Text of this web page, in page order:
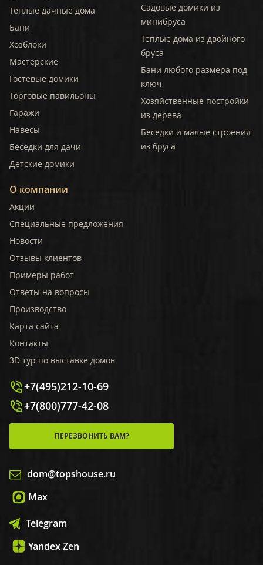
Теплые дачные дома
Бани
Хозблоки
Мастерские
Гостевые домики
Торговые павильоны
Гаражи
Навесы
Беседки для дачи
Детские домики
Садовые домики из
минибруса
Теплые дома из двойного
бруса
Бани любого размера под
ключ
Хозяйственные постройки
из дерева
Беседки и малые строения
из бруса
О компании
Акции
Специальные предложения
Новости
Отзывы клиентов
Примеры работ
Ответы на вопросы
Производство
Карта сайта
Контакты
3D тур по выставке домов
+7(495)212-10-69
+7(800)777-42-08
ПЕРЕЗВОНИТЬ ВАМ?
dom@topshouse.ru
Max
Telegram
Yandex Zen